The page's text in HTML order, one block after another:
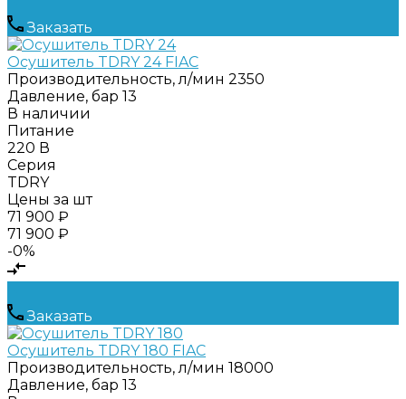
Заказать
Осушитель TDRY 24 FIAC
Производительность, л/мин 2350
Давление, бар 13
В наличии
Питание
220 В
Серия
TDRY
Цены за шт
71 900 ₽
71 900 ₽
-0%
Заказать
Осушитель TDRY 180 FIAC
Производительность, л/мин 18000
Давление, бар 13